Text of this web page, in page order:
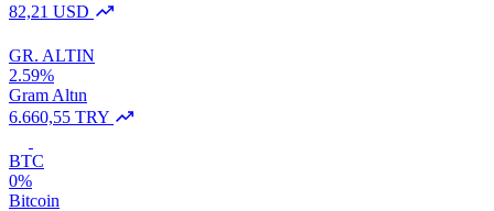
82,21 USD
GR. ALTIN
2.59%
Gram Altın
6.660,55 TRY
BTC
0%
Bitcoin